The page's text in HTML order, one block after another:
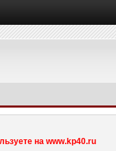
на www.kp40.ru